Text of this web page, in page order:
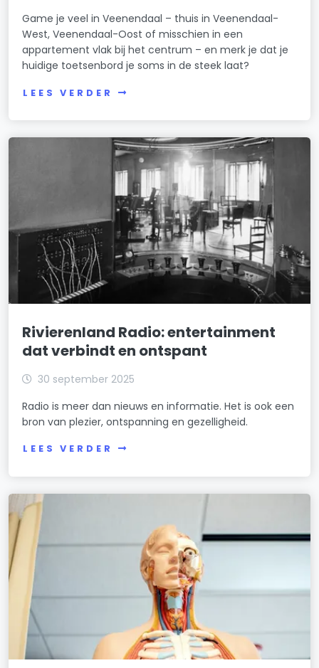
Game je veel in Veenendaal – thuis in Veenendaal-
West, Veenendaal-Oost of misschien in een
appartement vlak bij het centrum – en merk je dat je
huidige toetsenbord je soms in de steek laat?
LEES VERDER
Rivierenland Radio: entertainment
dat verbindt en ontspant
30 september 2025
Radio is meer dan nieuws en informatie. Het is ook een
bron van plezier, ontspanning en gezelligheid.
LEES VERDER